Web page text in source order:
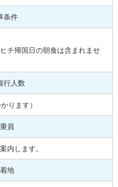
条件
チ帰国日の朝食は含まれませ
行人数
ります）
員
内します。
地